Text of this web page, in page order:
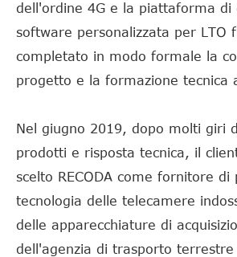
dell'ordine 4G e la piattaforma di
software personalizzata per LTO
completato in modo formale la
progetto e la formazione tecnica
Nel giugno 2019, dopo molti giri
prodotti e risposta tecnica, il
scelto RECODA come fornitore di
tecnologia delle telecamere
delle apparecchiature di
dell'agenzia di trasporto terrestre